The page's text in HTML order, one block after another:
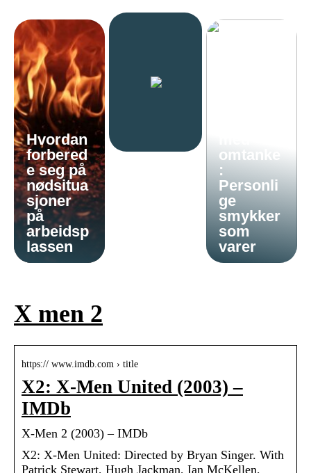
Hvordan
forbered
e seg på
nødsitua
sjoner
på
arbeidsp
lassen
omtanke
:
Personli
ge
smykker
som
varer
X men 2
https:// www.imdb.com › title
X2: X-Men United (2003) –
IMDb
X-Men 2 (2003) – IMDb
X2: X-Men United: Directed by Bryan Singer. With
Patrick Stewart, Hugh Jackman, Ian McKellen,